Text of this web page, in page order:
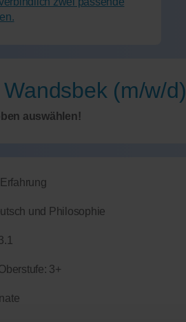
(m/w/d)
auswählen!
und Philosophie
3+